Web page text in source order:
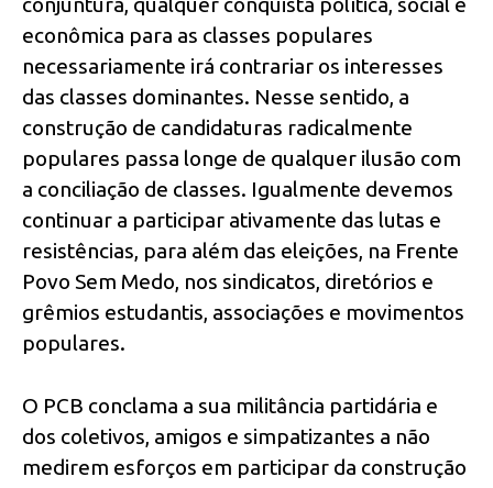
econômica para as classes populares
necessariamente irá contrariar os interesses
das classes dominantes. Nesse sentido, a
construção de candidaturas radicalmente
populares passa longe de qualquer ilusão com
a conciliação de classes. Igualmente devemos
continuar a participar ativamente das lutas e
resistências, para além das eleições, na Frente
Povo Sem Medo, nos sindicatos, diretórios e
grêmios estudantis, associações e movimentos
populares.
O PCB conclama a sua militância partidária e
dos coletivos, amigos e simpatizantes a não
medirem esforços em participar da construção